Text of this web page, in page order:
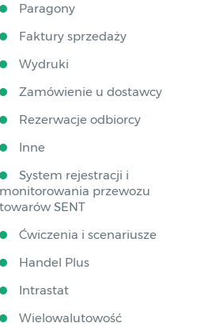
Paragony
Faktury sprzedaży
Wydruki
Zamówienie u dostawcy
Rezerwacje odbiorcy
Inne
System rejestracji i
monitorowania przewozu
towarów SENT
Ćwiczenia i scenariusze
Handel Plus
Intrastat
Wielowalutowość